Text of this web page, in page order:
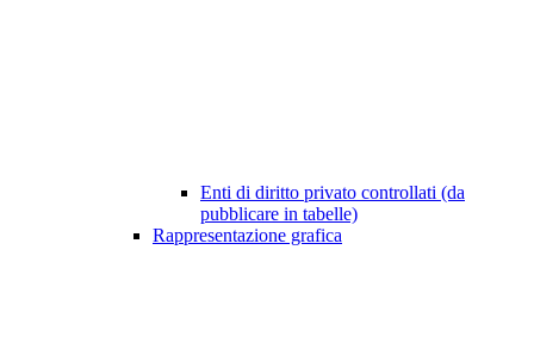
Enti di diritto privato controllati (da
pubblicare in tabelle)
Rappresentazione grafica